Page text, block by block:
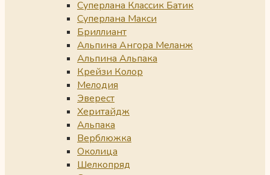
Суперлана Классик Батик
Суперлана Макси
Бриллиант
Альпина Ангора Меланж
Альпина Альпака
Крейзи Колор
Мелодия
Эверест
Херитайдж
Альпака
Верблюжка
Околица
Шелкопряд